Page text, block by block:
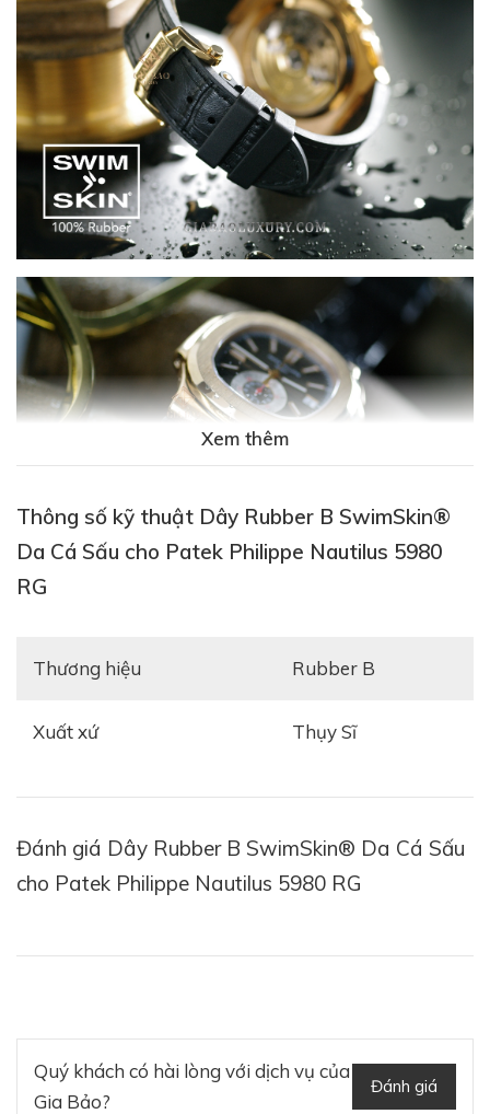
tiếp với vỏ và khóa cài của đồng hồ Patek Philippe
Xem thêm
Thông số kỹ thuật Dây Rubber B SwimSkin®
Da Cá Sấu cho Patek Philippe Nautilus 5980
RG
Thương hiệu Rubber B
Xuất xứ Thụy Sĩ
Đánh giá Dây Rubber B SwimSkin® Da Cá Sấu
cho Patek Philippe Nautilus 5980 RG
Quý khách có hài lòng với dịch vụ của
Gia Bảo?
Đánh giá